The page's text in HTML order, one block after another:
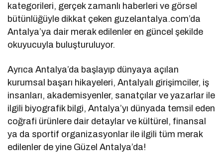
kategorileri, gerçek zamanlı haberleri ve görsel
bütünlüğüyle dikkat çeken guzelantalya.com’da
Antalya’ya dair merak edilenler en güncel şekilde
okuyucuyla buluşturuluyor.
Ayrıca Antalya’da başlayıp dünyaya açılan
kurumsal başarı hikayeleri, Antalyalı girişimciler, iş
insanları, akademisyenler, sanatçılar ve yazarlar ile
ilgili biyografik bilgi, Antalya’yı dünyada temsil eden
coğrafi ürünlere dair detaylar ve kültürel, finansal
ya da sportif organizasyonlar ile ilgili tüm merak
edilenler de yine Güzel Antalya’da!